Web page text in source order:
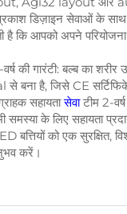
डिज़ाइन सेवाओं के साथ
है कि आपको अपने
की गारंटी: बल्ब का
बना है, जिसे CE
सहायतासेवाटीम 2-
समस्या के लिए सहायता
बत्तियों को एक सुरक्षित,
करें।